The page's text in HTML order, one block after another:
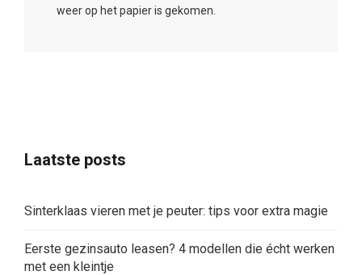
weer op het papier is gekomen.
Laatste posts
Sinterklaas vieren met je peuter: tips voor extra magie
Eerste gezinsauto leasen? 4 modellen die écht werken
met een kleintje